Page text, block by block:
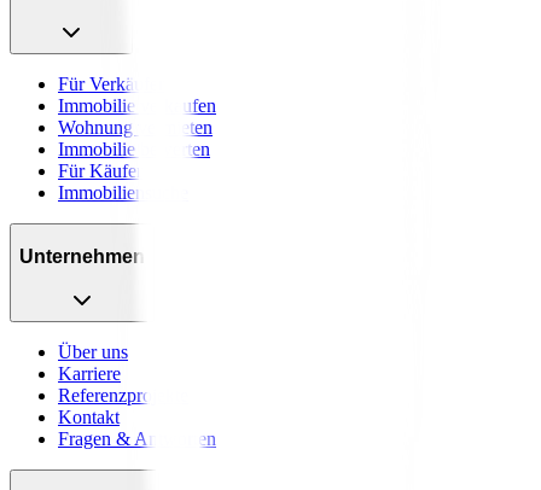
Für Verkäufer
Immobilie verkaufen
Wohnung vermieten
Immobilie bewerten
Für Käufer
Immobiliensuche
Unternehmen
Über uns
Karriere
Referenzprojekte
Kontakt
Fragen & Antworten